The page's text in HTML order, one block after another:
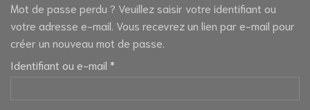
Mot de passe perdu ? Veuillez saisir votre identifiant ou
votre adresse e-mail. Vous recevrez un lien par e-mail pour
créer un nouveau mot de passe.
Identifiant ou e-mail *